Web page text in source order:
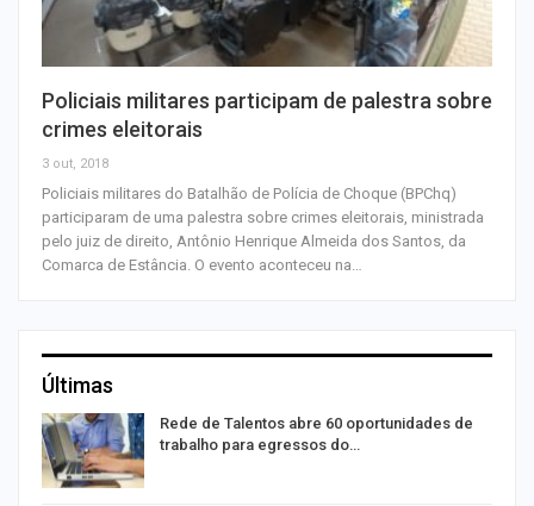
Policiais militares participam de palestra sobre
crimes eleitorais
3 out, 2018
Policiais militares do Batalhão de Polícia de Choque (BPChq)
participaram de uma palestra sobre crimes eleitorais, ministrada
pelo juiz de direito, Antônio Henrique Almeida dos Santos, da
Comarca de Estância. O evento aconteceu na…
Últimas
Rede de Talentos abre 60 oportunidades de
trabalho para egressos do…